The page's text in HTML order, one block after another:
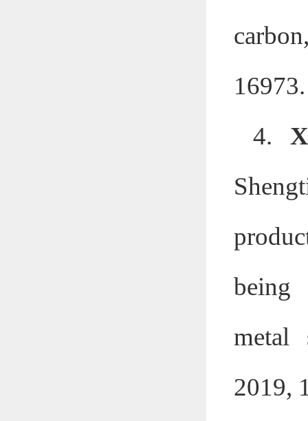
16973.
4.
being
metal
2019,